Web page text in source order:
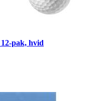
pak, hvid